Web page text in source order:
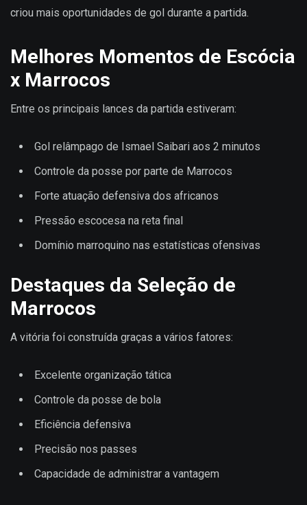
criou mais oportunidades de gol durante a partida.
Melhores Momentos de Escócia
x Marrocos
Entre os principais lances da partida estiveram:
Gol relâmpago de Ismael Saibari aos 2 minutos
Controle da posse por parte de Marrocos
Forte atuação defensiva dos africanos
Pressão escocesa na reta final
Domínio marroquino nas estatísticas ofensivas
Destaques da Seleção de
Marrocos
A vitória foi construída graças a vários fatores:
Excelente organização tática
Controle da posse de bola
Eficiência defensiva
Precisão nos passes
Capacidade de administrar a vantagem